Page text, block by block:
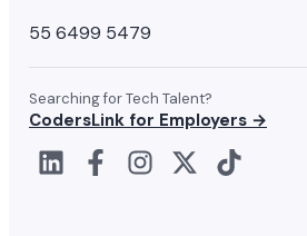
55 6499 5479
Searching for Tech Talent?
CodersLink for Employers →